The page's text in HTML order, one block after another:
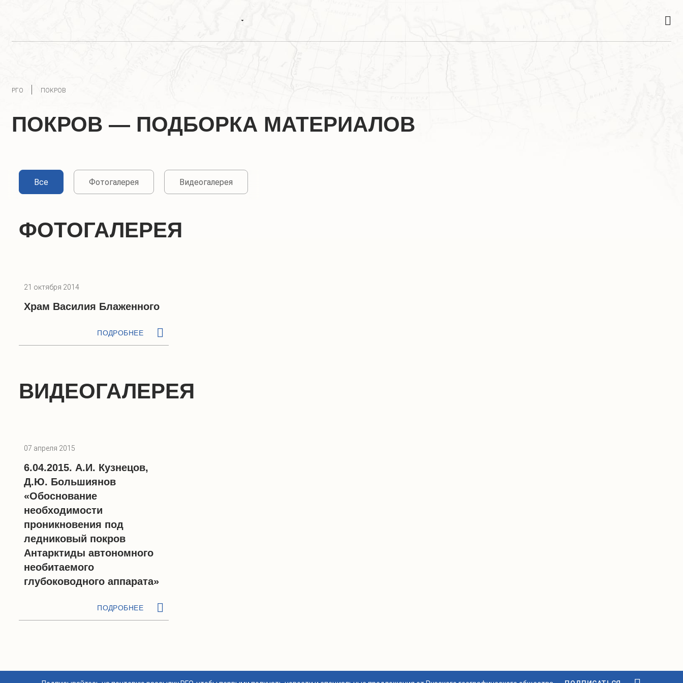
РГО ПОКРОВ
ПОКРОВ — ПОДБОРКА МАТЕРИАЛОВ
Все Фотогалерея Видеогалерея
ФОТОГАЛЕРЕЯ
21 октября 2014
Храм Василия Блаженного
ПОДРОБНЕЕ
ВИДЕОГАЛЕРЕЯ
07 апреля 2015
6.04.2015. А.И. Кузнецов,
Д.Ю. Большиянов
«Обоснование
необходимости
проникновения под
ледниковый покров
Антарктиды автономного
необитаемого
глубоководного аппарата»
ПОДРОБНЕЕ